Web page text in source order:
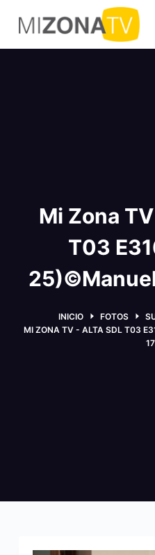
S
a
l
Mi Zona
T03
INICIO FOTOS
MI ZONA TV - ALTA SDL T03